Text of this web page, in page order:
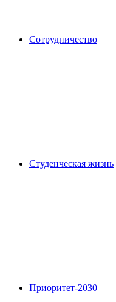
Сотрудничество
Студенческая жизнь
Приоритет-2030